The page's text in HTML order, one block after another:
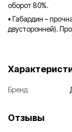
оборот 80%.
• Габардин –
двусторонней).
Бренд
Отзывы